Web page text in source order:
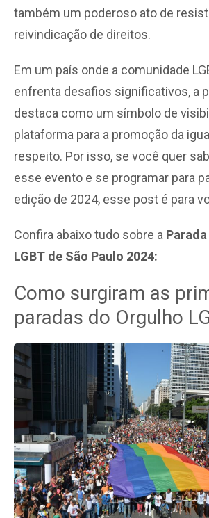
também um poderoso ato de
reivindicação de direitos.
Em um país onde a comunidade
enfrenta desafios significativos, a
destaca como um símbolo de
plataforma para a promoção da
respeito. Por isso, se você quer
esse evento e se programar para
edição de 2024, esse post é para
Confira abaixo tudo sobre a
LGBT de São Paulo 2024:
Como surgiram as
paradas do Orgulho